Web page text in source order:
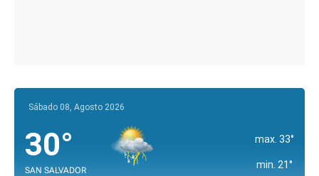
Sábado 08, Agosto 2026
30°
SAN SALVADOR
max. 33°
min. 21°